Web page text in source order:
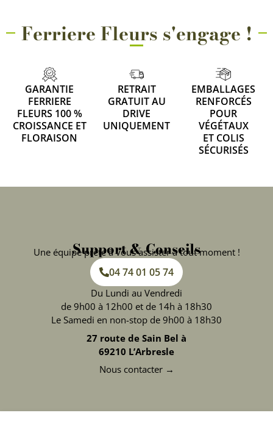
Ferriere Fleurs s'engage !
GARANTIE
FERRIERE
FLEURS 100 %
CROISSANCE ET
FLORAISON
RETRAIT
GRATUIT AU
DRIVE
UNIQUEMENT
EMBALLAGES
RENFORCÉS
POUR
VÉGÉTAUX
ET COLIS
SÉCURISÉS
Support & Conseils
Une équipe prête à vous assister à tout moment !
04 74 01 05 74
Du Lundi au Vendredi
de 9h00 à 12h00 et de 14h à 18h30
Le Samedi en non-stop de 9h00 à 18h30
27 route de Sain Bel à
69210 L’Arbresle
Nous contacter →